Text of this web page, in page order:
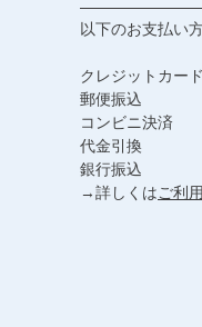
以下のお支払い
クレジットカード
郵便振込
コンビニ決済
代金引換
銀行振込
→詳しくはご利